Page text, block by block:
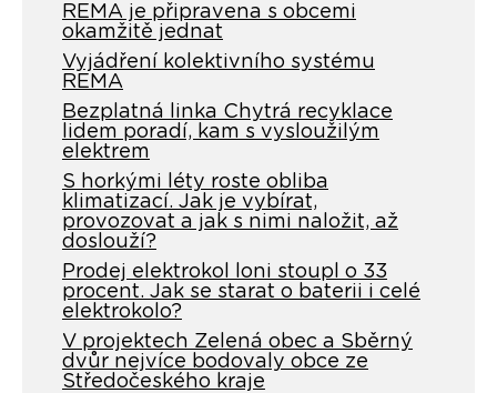
REMA je připravena s obcemi
okamžitě jednat
Vyjádření kolektivního systému
REMA
Bezplatná linka Chytrá recyklace
lidem poradí, kam s vysloužilým
elektrem
S horkými léty roste obliba
klimatizací. Jak je vybírat,
provozovat a jak s nimi naložit, až
doslouží?
Prodej elektrokol loni stoupl o 33
procent. Jak se starat o baterii i celé
elektrokolo?
V projektech Zelená obec a Sběrný
dvůr nejvíce bodovaly obce ze
Středočeského kraje